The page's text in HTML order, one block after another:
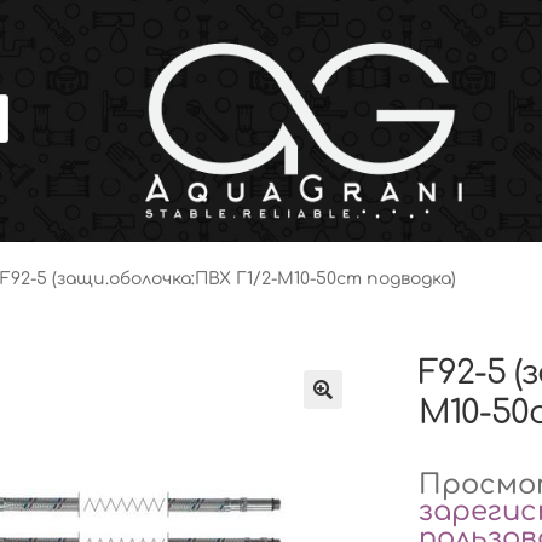
F92-5 (защи.оболочка:ПВХ Г1/2-М10-50cm подводка)
F92-5
М10-